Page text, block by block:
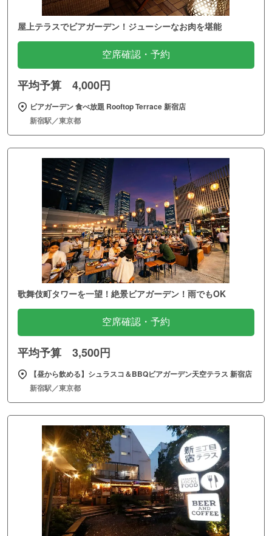
屋上テラスでビアガーデン！ジューシーなお肉を堪能
空席確認・予約
平均予算 4,000円
ビアガーデン 食べ放題 Rooftop Terrace 新宿店
新宿駅／東京都
歌舞伎町タワーを一望！絶景ビアガーデン！雨でもOK
空席確認・予約
平均予算 3,500円
【昼から飲める】シュラスコ＆BBQビアガーデン天空テラス 新宿店
新宿駅／東京都